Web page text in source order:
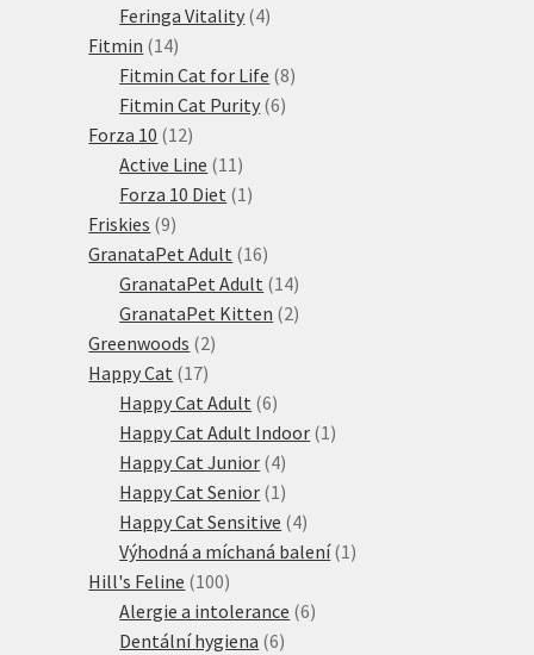
produkty
Feringa Vitality 44
Fitmin 1414
produktů
Fitmin Cat for Life 88
Fitmin Cat Purity 66
Forza 10 1212
produktů
Active Line 11 11
produktů
Forza 10 Diet 1 1
Friskies 99
produktů
GranataPet Adult 1616
produktů
GranataPet Adult 1414
produktů
GranataPet Kitten 22
Greenwoods 22
Happy Cat 1717
produktů
Happy Cat Adult 66
produktů
Happy Cat Adult Indoor 1 1
Happy Cat Junior 44
produkty
Happy Cat Senior 1 1
produkt
Happy Cat Sensitive 44
produkty
Výhodná a míchaná balení 1 1
Hill's Feline 100100
produktů
Alergie a intolerance 66
Dentální hygiena 66